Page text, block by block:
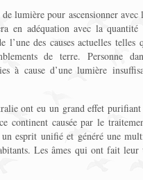
de lumière pour ascensionner
en adéquation avec la quantité
des causes actuelles telles
de terre. Personne
à cause d’une lumière
ont eu un grand effet
continent causée par le
esprit unifié et généré une
Les âmes qui ont fait